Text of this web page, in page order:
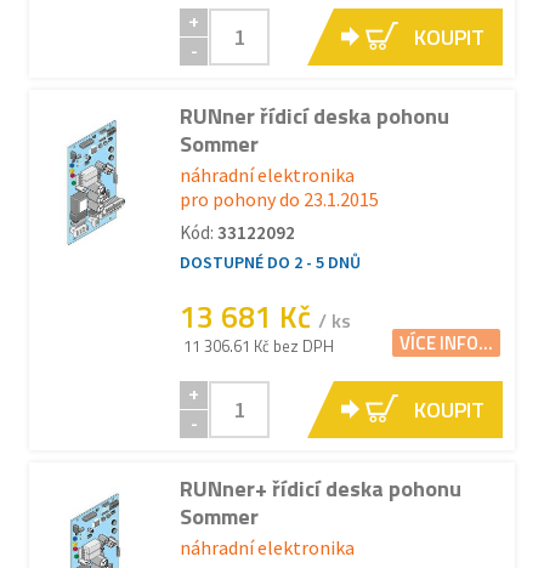
+
-
KOUPIT
RUNner řídicí deska pohonu
Sommer
náhradní elektronika
pro pohony do 23.1.2015
Kód: 33122092
DOSTUPNÉ DO 2 - 5 DNŮ
13 681 Kč / ks
11 306.61 Kč bez DPH VÍCE INFO...
+
-
KOUPIT
RUNner+ řídicí deska pohonu
Sommer
náhradní elektronika